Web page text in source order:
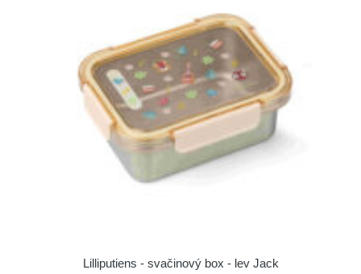
Lilliputiens - svačinový box - lev Jack